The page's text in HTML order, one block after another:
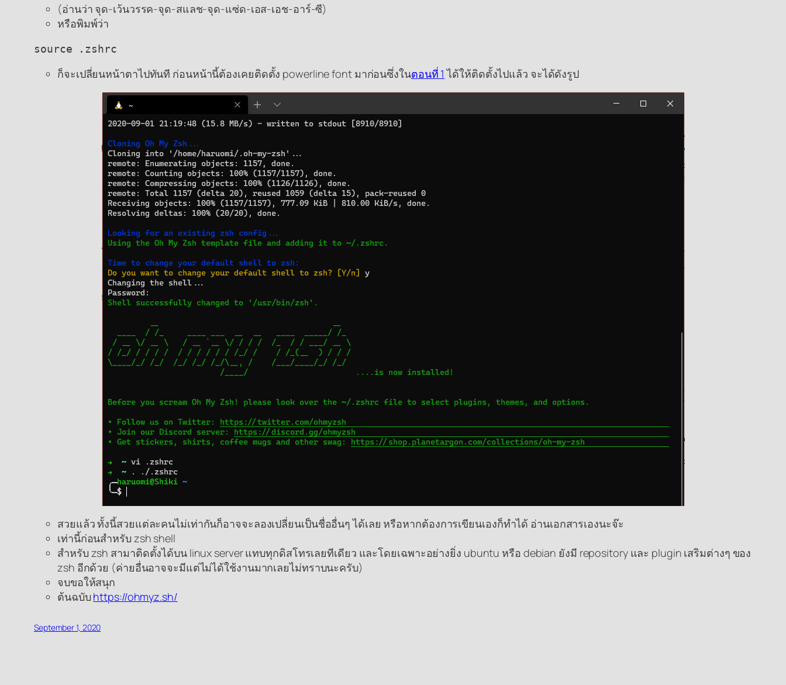
(อ่านว่า จุด-เว้นวรรค-จุด-สแลช-จุด-แซ่ด-เอส-เอช-อาร์-ซี)
หรือพิมพ์ว่า
source .zshrc
ก็จะเปลี่ยนหน้าตาไปทันที ก่อนหน้านี้ต้องเคยติดตั้ง powerline font มาก่อนซึ่งในตอนที่ 1 ได้ให้ติดตั้งไปแล้ว จะได้ดังรูป
สวยแล้ว ทั้งนี้สวยแต่ละคนไม่เท่ากันก็อาจจะลองเปลี่ยนเป็นชื่ออื่นๆ ได้เลย หรือหากต้องการเขียนเองก็ทำได้ อ่านเอกสารเองนะจ๊ะ
เท่านี้ก่อนสำหรับ zsh shell
สำหรับ zsh สามาติดตั้งได้บน linux server แทบทุกดิสโทรเลยทีเดียว และโดยเฉพาะอย่างยิ่ง ubuntu หรือ debian ยังมี repository และ plugin เสริมต่างๆ ของ
zsh อีกด้วย (ค่ายอื่นอาจจะมีแต่ไม่ได้ใช้งานมากเลยไม่ทราบนะครับ)
จบขอให้สนุก
ต้นฉบับ https://ohmyz.sh/
September 1, 2020